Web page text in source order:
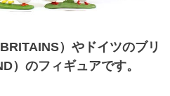
）やドイツのブリ
）のフィギュアです。